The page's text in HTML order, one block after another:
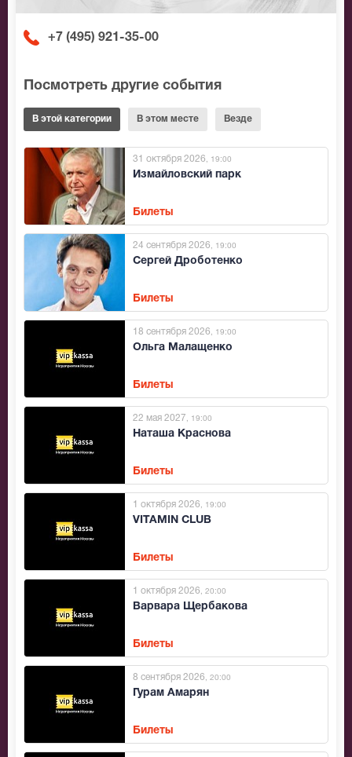
+7 (495) 921-35-00
Посмотреть другие события
В этой категории В этом месте Везде
Измайловский парк
31 октября 2026 , 19:00
Билеты
Сергей Дроботенко
24 сентября 2026 , 19:00
Билеты
Ольга Малащенко
18 сентября 2026 , 19:00
Билеты
Наташа Краснова
22 мая 2027 , 19:00
Билеты
VITAMIN CLUB
1 октября 2026 , 19:00
Билеты
Варвара Щербакова
1 октября 2026 , 20:00
Билеты
Гурам Амарян
8 сентября 2026 , 20:00
Билеты